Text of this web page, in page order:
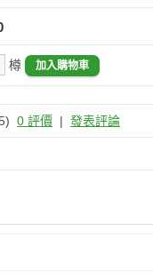
樽
0 評價 | 發表評論